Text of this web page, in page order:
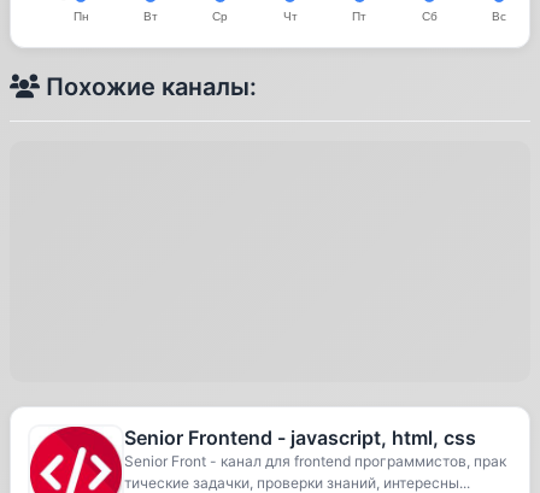
Похожие каналы:
Senior Frontend - javascript, html, css
Senior Front - канал для frontend программистов, прак
тические задачки, проверки знаний, интересны...